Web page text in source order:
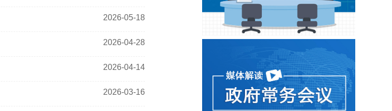
2026-05-18
2026-04-28
2026-04-14
2026-03-16